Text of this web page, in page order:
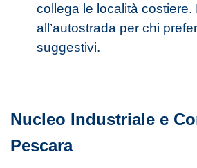
collega le località costiere.
all’autostrada per chi
suggestivi.
Nucleo Industriale e
Pescara